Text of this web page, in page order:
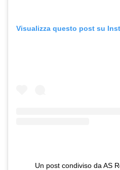
Visualizza questo post su
Un post condiviso da AS